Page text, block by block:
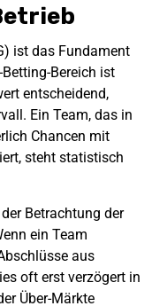
ist das Fundament
Bereich ist
entscheidend,
Ein Team, das in
Chancen mit
steht statistisch
Betrachtung der
ein Team
aus
oft erst verzögert in
Über-Märkte